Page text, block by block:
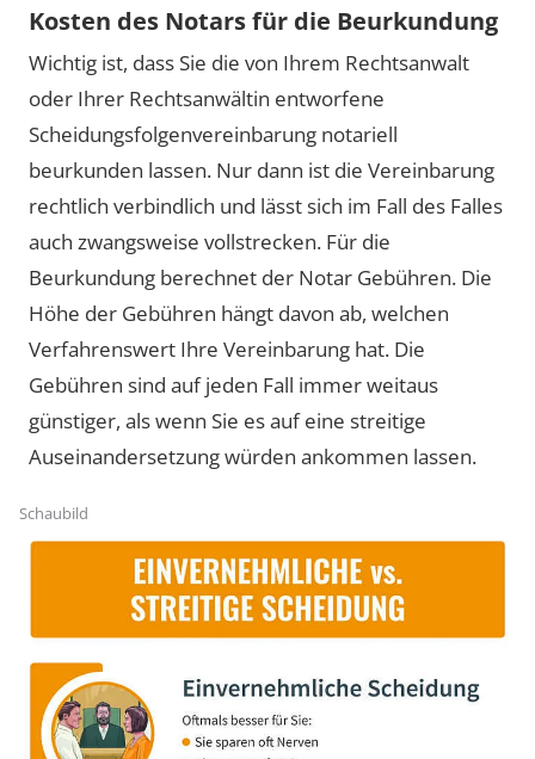
Kosten des Notars für die Beurkundung
Schaubild
Wichtig ist, dass Sie die von Ihrem Rechtsanwalt
oder Ihrer Rechtsanwältin entworfene
Scheidungsfolgenvereinbarung notariell
beurkunden lassen. Nur dann ist die Vereinbarung
rechtlich verbindlich und lässt sich im Fall des Falles
auch zwangsweise vollstrecken. Für die
Beurkundung berechnet der Notar Gebühren. Die
Höhe der Gebühren hängt davon ab, welchen
Verfahrenswert Ihre Vereinbarung hat. Die
Gebühren sind auf jeden Fall immer weitaus
günstiger, als wenn Sie es auf eine streitige
Auseinandersetzung würden ankommen lassen.